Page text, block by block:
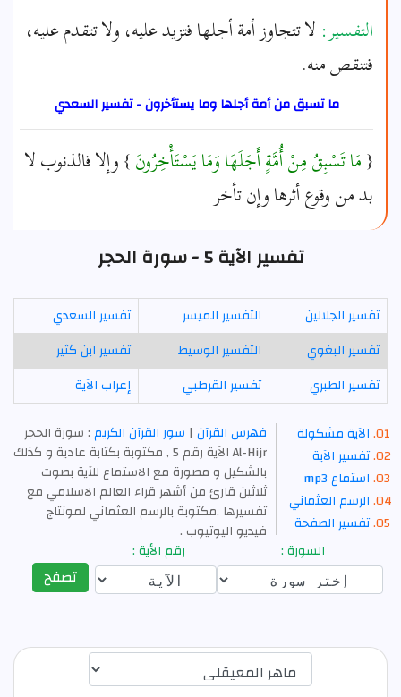
التفسير: لا تتجاوز أمة أجلها فتزيد عليه، ولا تتقدم عليه،
فتنقص منه.
ما تسبق من أمة أجلها وما يستأخرون - تفسير السعدي
{مَا تَسْبِقُ مِنْ أُمَّةٍ أَجَلَهَا وَمَا يَسْتَأْخِرُونَ} وإلا فالذنوب لا
بد من وقوع أثرها وإن تأخر
تفسير الآية 5 - سورة الحجر
تفسير الجلالين التفسير الميسر
تفسير السعدي
تفسير البغوي
التفسير الوسيط
تفسير ابن كثير
تفسير الطبري
تفسير القرطبي إعراب الآية
الآية مشكولة
تفسير الآية
استماع mp3
الرسم العثماني
تفسير الصفحة
فهرس القرآن | سور القرآن الكريم: سورة الحجر
Al-Hijr الآية رقم 5 , مكتوبة بكتابة عادية و كذلك
بالشكيل و مصورة مع الاستماع للآية بصوت
ثلاثين قارئ من أشهر قراء العالم الاسلامي مع
تفسيرها ,مكتوبة بالرسم العثماني لمونتاج
فيديو اليوتيوب .
السورة :
رقم الأية :
تصفح